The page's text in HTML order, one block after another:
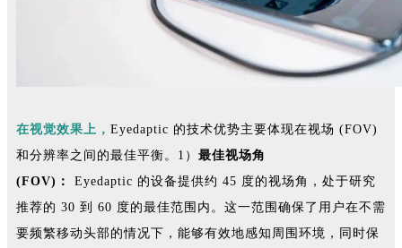
在视觉效果上， Eyedaptic 的技术优势主要体现在视场 (FOV)
和分辨率之间的最佳平衡。1） 最佳视场角
(FOV)：
Eyedaptic 的设备提供约 45 度的视场角，处于研究
推荐的 30 到 60 度的最佳范围内。这一范围确保了用户在不需
要频繁移动头部的情况下，能够有效地感知周围环境，同时保